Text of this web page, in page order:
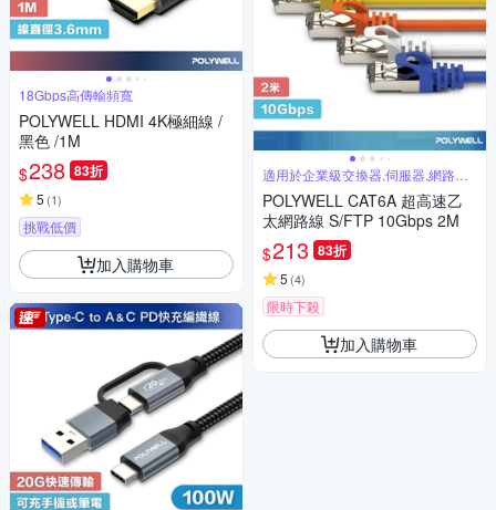
18Gbps高傳輸頻寬
POLYWELL HDMI 4K極細線 /
黑色 /1M
$238 83折
5 (1)
挑戰低價
加入購物車
適用於企業級交換器,伺服器,網路佈
線
POLYWELL CAT6A 超高速乙
太網路線 S/FTP 10Gbps 2M
$213 83折
5 (4)
限時下殺
加入購物車